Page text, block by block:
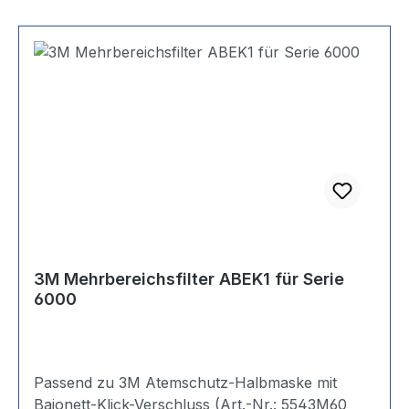
3M Mehrbereichsfilter ABEK1 für Serie
6000
Passend zu 3M Atemschutz-Halbmaske mit
Bajonett-Klick-Verschluss (Art.-Nr.: 5543M60